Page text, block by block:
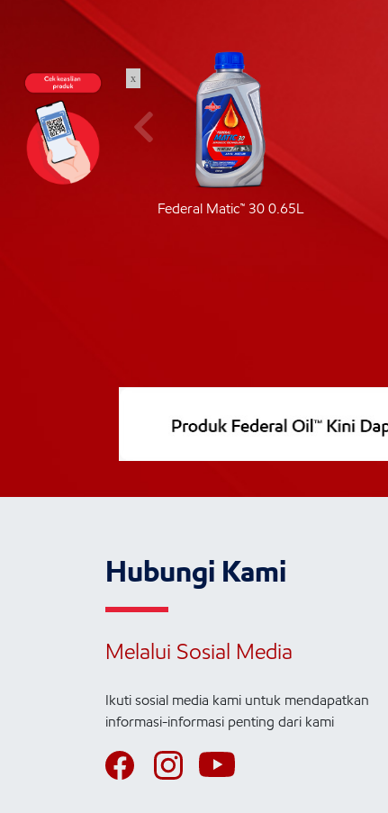
Federal Matic™ 30 0.65L
Hubungi Kami
Melalui Sosial Media
Ikuti sosial media kami untuk mendapatkan
informasi-informasi penting dari kami
x